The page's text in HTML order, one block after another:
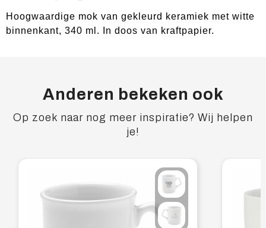
Hoogwaardige mok van gekleurd keramiek met witte
binnenkant, 340 ml. In doos van kraftpapier.
Anderen bekeken ook
Op zoek naar nog meer inspiratie? Wij helpen
je!